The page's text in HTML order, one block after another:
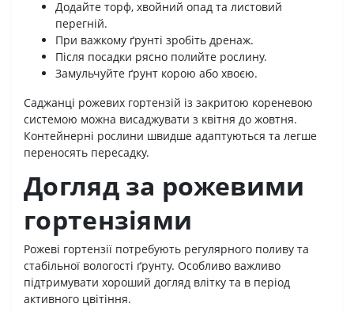
Додайте торф, хвойний опад та листовий
перегній.
При важкому ґрунті зробіть дренаж.
Після посадки рясно полийте рослину.
Замульчуйте ґрунт корою або хвоєю.
Саджанці рожевих гортензій із закритою кореневою
системою можна висаджувати з квітня до жовтня.
Контейнерні рослини швидше адаптуються та легше
переносять пересадку.
Догляд за рожевими
гортензіями
Рожеві гортензії потребують регулярного поливу та
стабільної вологості ґрунту. Особливо важливо
підтримувати хороший догляд влітку та в період
активного цвітіння.